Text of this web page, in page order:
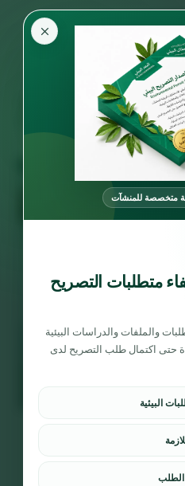
×
متخصصة للمنشآت
متطلبات التصريح
والملفات والدراسات البيئية
حتى اكتمال طلب التصريح لدى
البيئية
الطلب